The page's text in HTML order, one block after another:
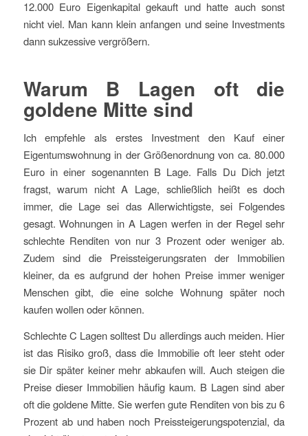
12.000 Euro Eigenkapital gekauft und hatte auch sonst
nicht viel. Man kann klein anfangen und seine Investments
dann sukzessive vergrößern.
Warum B Lagen oft die
goldene Mitte sind
Ich empfehle als erstes Investment den Kauf einer
Eigentumswohnung in der Größenordnung von ca. 80.000
Euro in einer sogenannten B Lage. Falls Du Dich jetzt
fragst, warum nicht A Lage, schließlich heißt es doch
immer, die Lage sei das Allerwichtigste, sei Folgendes
gesagt. Wohnungen in A Lagen werfen in der Regel sehr
schlechte Renditen von nur 3 Prozent oder weniger ab.
Zudem sind die Preissteigerungsraten der Immobilien
kleiner, da es aufgrund der hohen Preise immer weniger
Menschen gibt, die eine solche Wohnung später noch
kaufen wollen oder können.
Schlechte C Lagen solltest Du allerdings auch meiden. Hier
ist das Risiko groß, dass die Immobilie oft leer steht oder
sie Dir später keiner mehr abkaufen will. Auch steigen die
Preise dieser Immobilien häufig kaum. B Lagen sind aber
oft die goldene Mitte. Sie werfen gute Renditen von bis zu 6
Prozent ab und haben noch Preissteigerungspotenzial, da